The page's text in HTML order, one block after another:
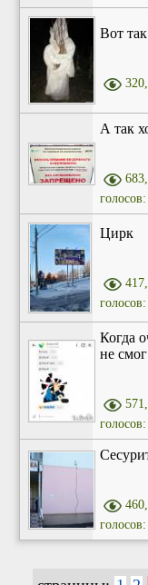
Вот
А так
голосов:
Цирк
голосов:
Когда
не смог
голосов:
голосов: